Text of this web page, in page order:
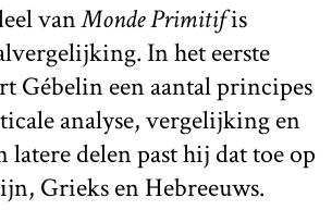
vanMonde Primitifis
In het eerste
Gébelin een aantal principes
analyse, vergelijking en
delen past hij dat toe op
Grieks en Hebreeuws.